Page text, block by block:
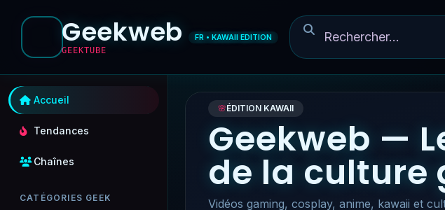
Geekweb
GEEKTUBE
FR • KAWAII EDITION
Accueil
Tendances
Chaînes
CATÉGORIES GEEK
🌸ÉDITION KAWAII
Geekweb —
de la culture
Vidéos gaming, cosplay, anime, kawaii et